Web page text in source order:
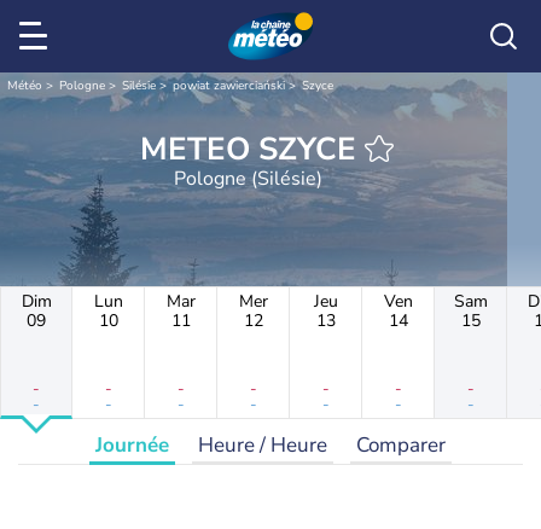
Météo Pologne Silésie powiat zawierciański Szyce
METEO SZYCE
Pologne (Silésie)
Dim
09
-
-
Lun
10
-
-
Mar
11
-
-
Mer
12
-
-
Jeu
13
-
-
Ven
14
-
-
Sam
15
-
-
Journée Heure / Heure Comparer